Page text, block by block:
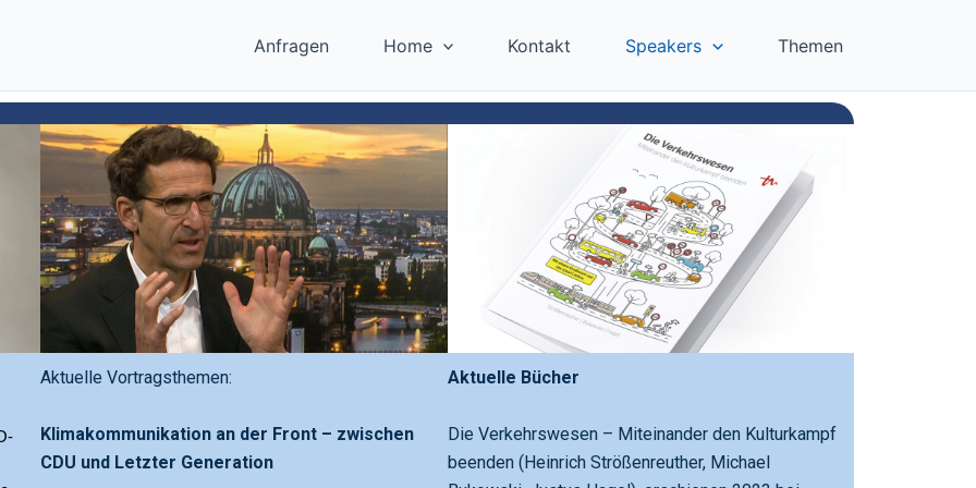
Anfragen Home Kontakt Speakers Themen
Aktuelle Vortragsthemen:
Klimakommunikation an der Front – zwischen
CDU und Letzter Generation
Aktuelle Bücher
Die Verkehrswesen – Miteinander den Kulturkampf
beenden (Heinrich Strößenreuther, Michael